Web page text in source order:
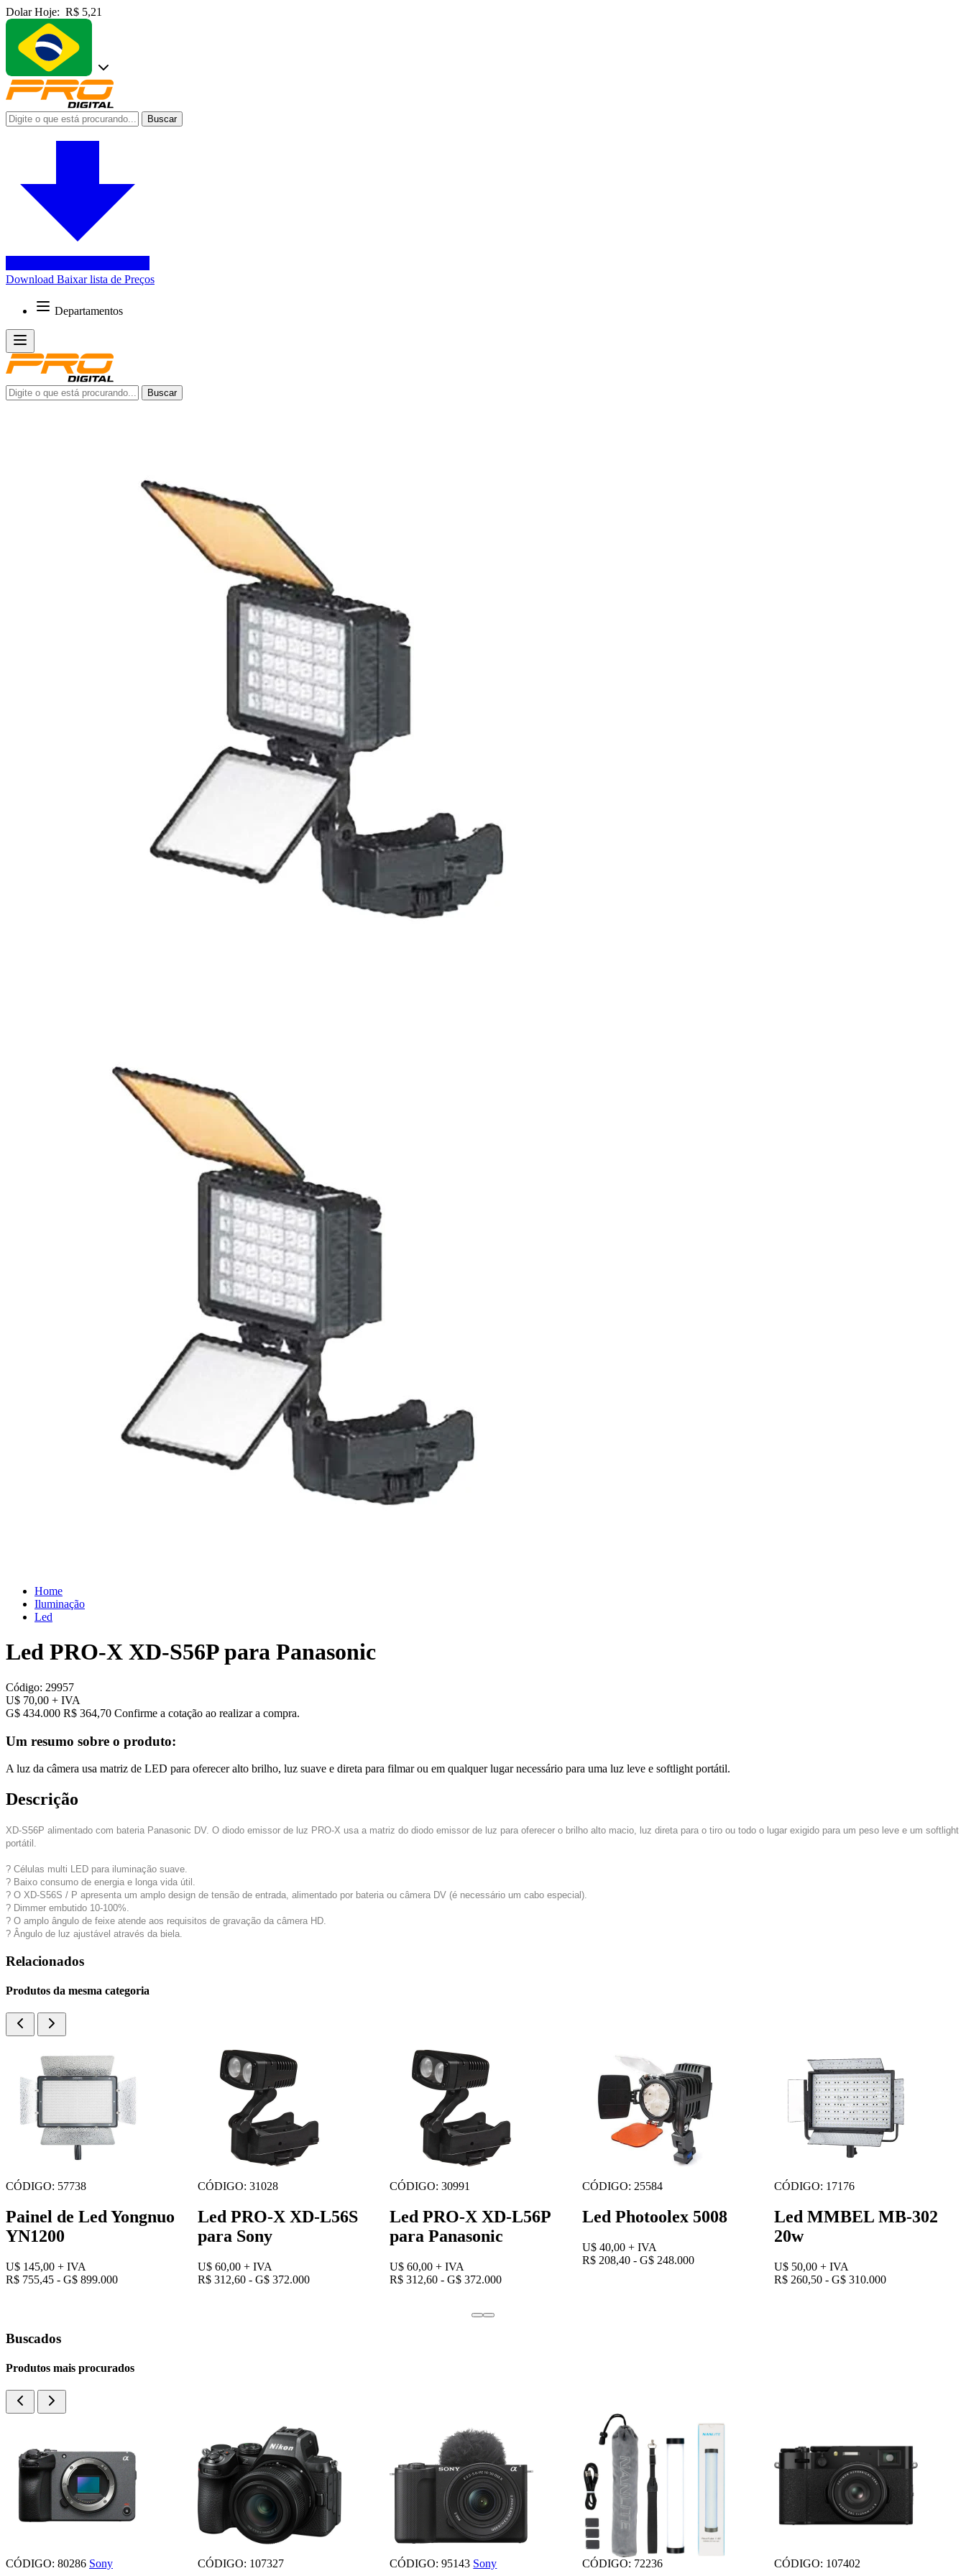
Dolar Hoje: R$ 5,21
Buscar
Download Baixar lista de Preços
Departamentos
Buscar
Home
Iluminação
Led
Led PRO-X XD-S56P para Panasonic
Código: 29957
U$ 70,00 + IVA
G$ 434.000 R$ 364,70 Confirme a cotação ao realizar a compra.
Um resumo sobre o produto:
A luz da câmera usa matriz de LED para oferecer alto brilho, luz suave e direta para filmar ou em qualquer lugar necessário para uma luz leve e softlight portátil.
Descrição
XD-S56P alimentado com bateria Panasonic DV. O diodo emissor de luz PRO-X usa a matriz do diodo emissor de luz para oferecer o brilho alto macio, luz direta para o tiro ou todo o lugar exigido para um peso leve e um softlight
portátil.
? Células multi LED para iluminação suave.
? Baixo consumo de energia e longa vida útil.
? O XD-S56S / P apresenta um amplo design de tensão de entrada, alimentado por bateria ou câmera DV (é necessário um cabo especial).
? Dimmer embutido 10-100%.
? O amplo ângulo de feixe atende aos requisitos de gravação da câmera HD.
? Ângulo de luz ajustável através da biela.
Relacionados
Produtos da mesma categoria
CÓDIGO: 57738
Painel de Led Yongnuo
YN1200
U$ 145,00 + IVA
R$ 755,45 - G$ 899.000
CÓDIGO: 31028
Led PRO-X XD-L56S
para Sony
U$ 60,00+ IVA
R$ 312,60 - G$ 372.000
CÓDIGO: 30991
Led PRO-X XD-L56P
para Panasonic
U$ 60,00+ IVA
R$ 312,60 - G$ 372.000
CÓDIGO: 25584
Led Photoolex 5008
U$ 40,00 + IVA
R$ 208,40 - G$ 248.000
CÓDIGO: 17176
Led MMBEL MB-302
20w
U$ 50,00 + IVA
R$ 260,50 - G$ 310.000
Buscados
Produtos mais procurados
CÓDIGO: 80286 Sony CÓDIGO: 107327 CÓDIGO: 95143 Sony CÓDIGO: 72236 CÓDIGO: 107402